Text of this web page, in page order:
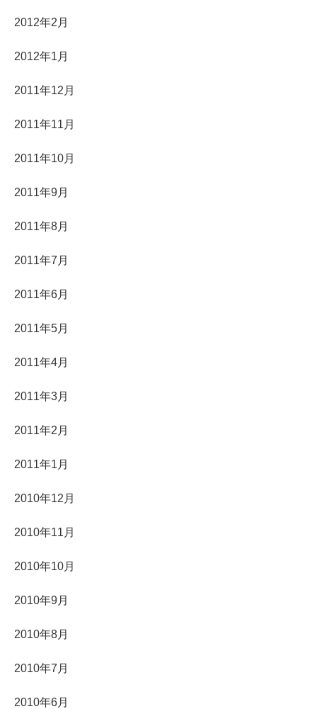
2012年2月
2012年1月
2011年12月
2011年11月
2011年10月
2011年9月
2011年8月
2011年7月
2011年6月
2011年5月
2011年4月
2011年3月
2011年2月
2011年1月
2010年12月
2010年11月
2010年10月
2010年9月
2010年8月
2010年7月
2010年6月